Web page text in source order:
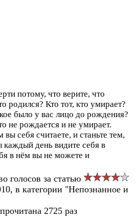
потому, что верите, что
родился? Кто тот, кто умирает?
было у вас лицо до рождения?
не рождается и не умирает.
себя считаете, и станьте тем,
день видите себя в
в нём вы не можете и
голосов за статью
в категории "Непознанное и
2725 раз